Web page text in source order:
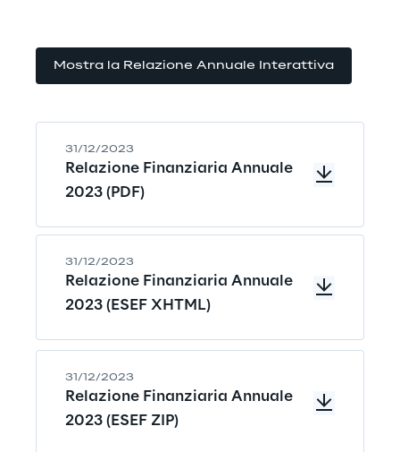
Mostra la Relazione Annuale Interattiva
31/12/2023
Relazione Finanziaria Annuale
2023 (PDF)
31/12/2023
Relazione Finanziaria Annuale
2023 (ESEF XHTML)
31/12/2023
Relazione Finanziaria Annuale
2023 (ESEF ZIP)